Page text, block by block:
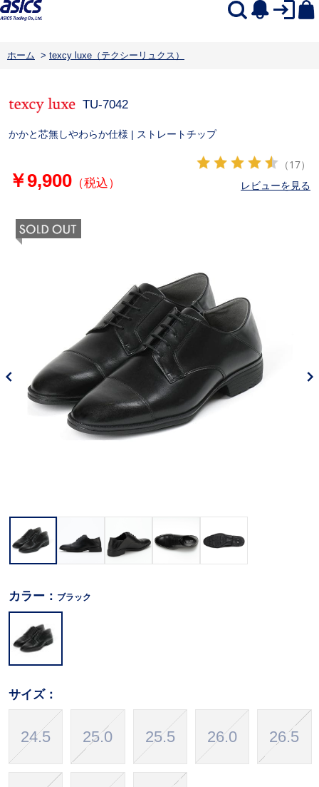
ホーム > texcy luxe（テクシーリュクス）
TU-7042
かかと芯無しやわらか仕様 | ストレートチップ
￥9,900（税込）
（17）
レビューを見る
カラー： ブラック
サイズ：
24.5 25.0 25.5 26.0 26.5